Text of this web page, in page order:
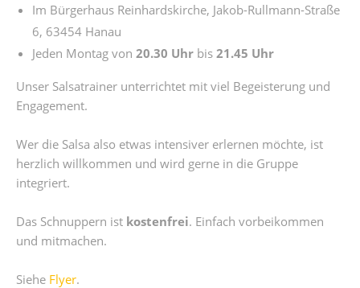
Im Bürgerhaus Reinhardskirche, Jakob-Rullmann-Straße
6, 63454 Hanau
Jeden Montag von 20.30 Uhr bis 21.45 Uhr
Unser Salsatrainer unterrichtet mit viel Begeisterung und
Engagement.
Wer die Salsa also etwas intensiver erlernen möchte, ist
herzlich willkommen und wird gerne in die Gruppe
integriert.
Das Schnuppern ist kostenfrei. Einfach vorbeikommen
und mitmachen.
Siehe Flyer.